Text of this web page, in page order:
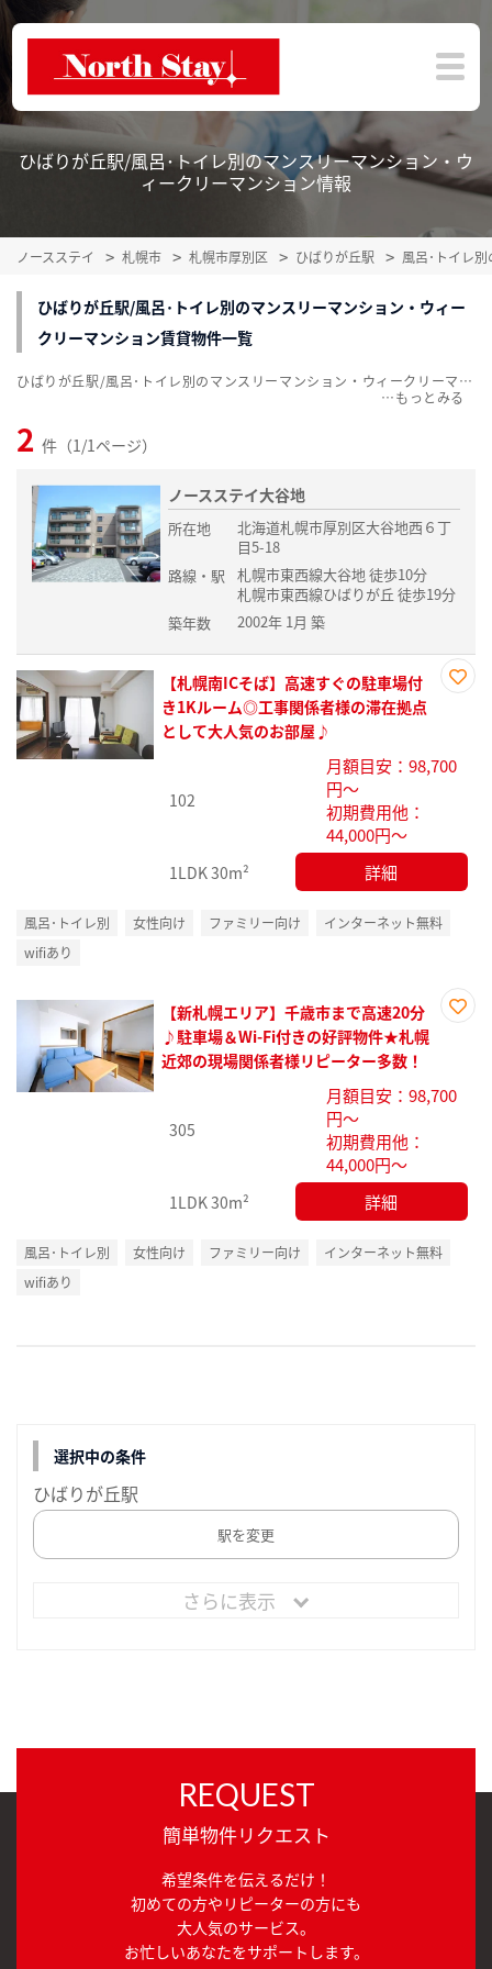
ひばりが丘駅/風呂･トイレ別のマンスリーマンション・ウ
ィークリーマンション情報
ノースステイ 札幌市 札幌市厚別区 ひばりが丘駅 風呂･トイレ
ひばりが丘駅/風呂･トイレ別のマンスリーマンション・ウィー
クリーマンション賃貸物件一覧
2 件（1/1ページ）
ノースステイ大谷地
所在地
北海道札幌市厚別区大谷地西６丁
目5-18
路線・駅
札幌市東西線大谷地 徒歩10分
札幌市東西線ひばりが丘 徒歩19分
築年数
2002年 1月 築
録
【札幌南ICそば】高速すぐの駐車場付
き1Kルーム◎工事関係者様の滞在拠点
として大人気のお部屋♪
102
月額目安：98,700
円～
初期費用他：
44,000円～
1LDK30m² 詳細
風呂･トイレ別 女性向け ファミリー向け
インターネット無料
wifiあり
録
【新札幌エリア】千歳市まで高速20分
♪駐車場＆Wi-Fi付きの好評物件★札幌
近郊の現場関係者様リピーター多数！
305
月額目安：98,700
円～
初期費用他：
44,000円～
1LDK30m² 詳細
風呂･トイレ別 女性向け ファミリー向け
インターネット無料
wifiあり
ひばりが丘駅/風呂･トイレ別のマンスリーマンション・ウィークリーマンション賃貸物件一覧を掲載中。敷金・礼金無料、家具・家電付をご紹介。こだわり条件での絞込みも簡単！
…
選択中の条件
ひばりが丘駅
駅を変更
さらに表示
REQUEST
簡単物件リクエスト
希望条件を伝えるだけ！
初めての方やリピーターの方にも
大人気のサービス。
お忙しいあなたをサポートします。